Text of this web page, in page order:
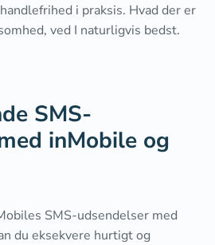
i praksis. Hvad der er
ved I naturligvis bedst.
SMS-
inMobile og
SMS-udsendelser med
du eksekvere hurtigt og